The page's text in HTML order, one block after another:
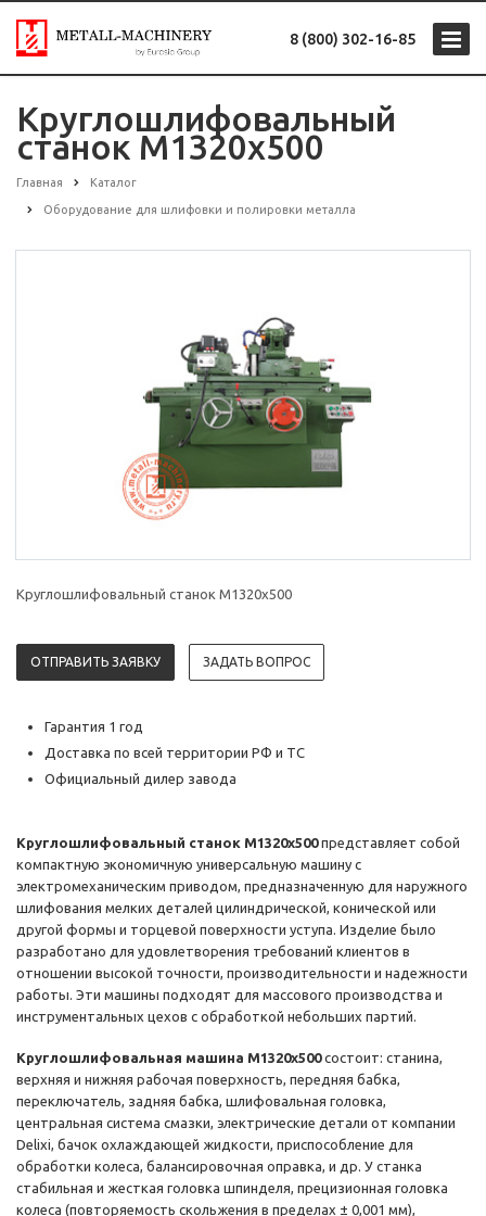
8 (800) 302-16-85
Круглошлифовальный
станок M1320x500
Главная Каталог
Оборудование для шлифовки и полировки металла
Круглошлифовальный станок M1320x500
ОТПРАВИТЬ ЗАЯВКУ ЗАДАТЬ ВОПРОС
Гарантия 1 год
Доставка по всей территории РФ и ТС
Официальный дилер завода
Круглошлифовальный станок M1320x500представляет собой
компактную экономичную универсальную машину с
электромеханическим приводом, предназначенную для наружного
шлифования мелких деталей цилиндрической, конической или
другой формы и торцевой поверхности уступа. Изделие было
разработано для удовлетворения требований клиентов в
отношении высокой точности, производительности и надежности
работы. Эти машины подходят для массового производства и
инструментальных цехов с обработкой небольших партий.
Круглошлифовальная машина M1320x500состоит: станина,
верхняя и нижняя рабочая поверхность, передняя бабка,
переключатель, задняя бабка, шлифовальная головка,
центральная система смазки, электрические детали от компании
Delixi, бачок охлаждающей жидкости, приспособление для
обработки колеса, балансировочная оправка, и др. У станка
стабильная и жесткая головка шпинделя, прецизионная головка
колеса (повторяемость скольжения в пределах ± 0,001 мм),